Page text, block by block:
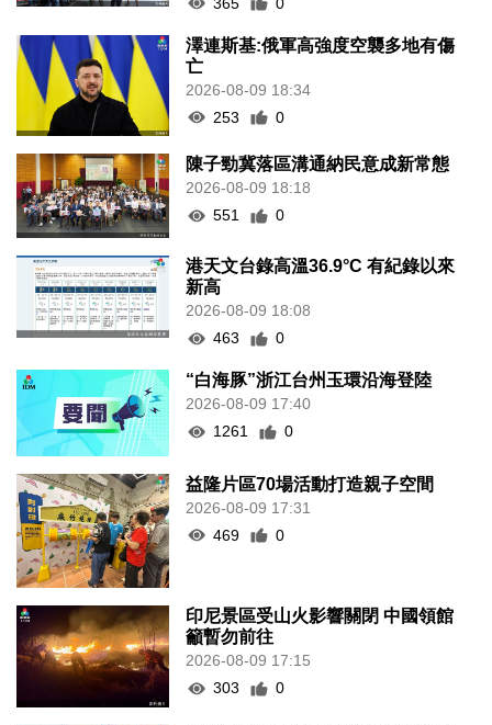
澤連斯基:俄軍高強度空襲多地有傷
亡
2026-08-09 18:34
253
0
陳子勁冀落區溝通納民意成新常態
2026-08-09 18:18
551
0
港天文台錄高溫36.9°C 有紀錄以來
新高
2026-08-09 18:08
463
0
“白海豚”浙江台州玉環沿海登陸
2026-08-09 17:40
1261
0
益隆片區70場活動打造親子空間
2026-08-09 17:31
469
0
印尼景區受山火影響關閉 中國領館
籲暫勿前往
2026-08-09 17:15
303
0